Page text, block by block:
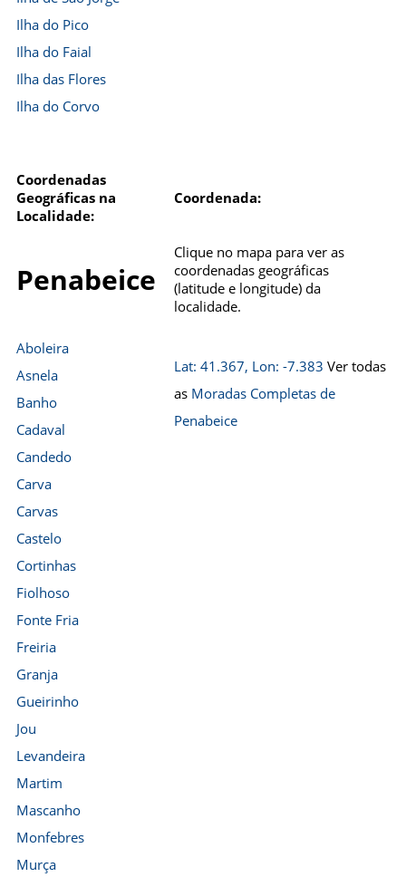
Ilha do Pico
Ilha do Faial
Ilha das Flores
Ilha do Corvo
Coordenadas
Geográficas na
Localidade:
Coordenada:
Penabeice
Clique no mapa para ver as
coordenadas geográficas
(latitude e longitude) da
localidade.
Aboleira
Asnela
Banho
Cadaval
Candedo
Carva
Carvas
Castelo
Cortinhas
Fiolhoso
Fonte Fria
Freiria
Granja
Gueirinho
Jou
Levandeira
Martim
Mascanho
Monfebres
Murça
Lat: 41.367, Lon: -7.383 Ver todas
as Moradas Completas de
Penabeice